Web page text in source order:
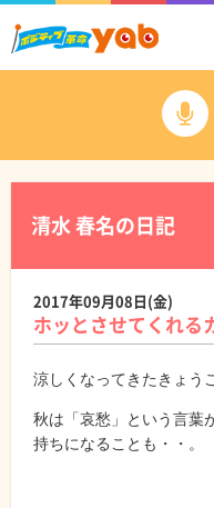
清水 春名の日記
2017年09月08日(金)
ホッとさせてくれる
涼しくなってきたきょ
秋は「哀愁」という言葉
持ちになることも・・。